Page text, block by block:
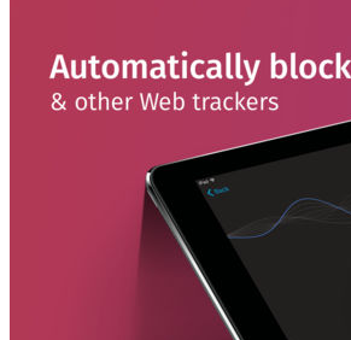
giochi
Steam